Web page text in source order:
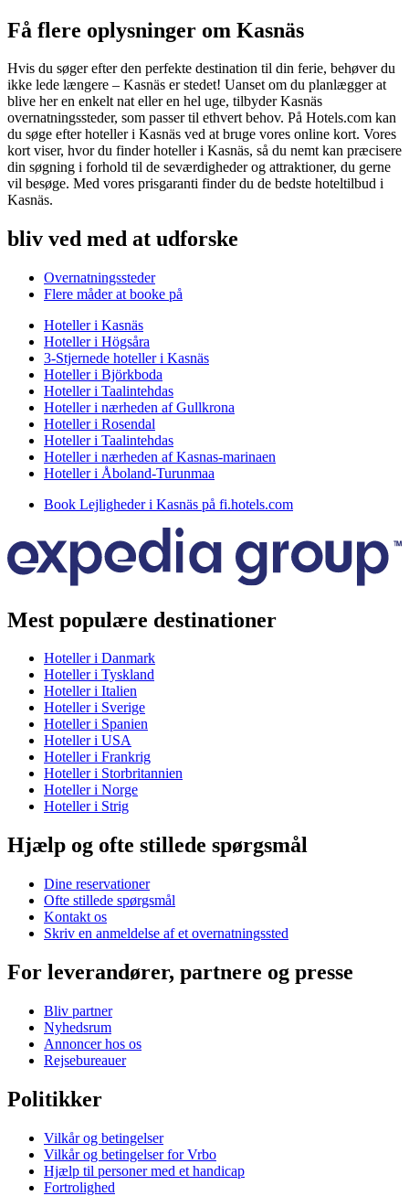
Få flere oplysninger om Kasnäs
Hvis du søger efter den perfekte destination til din ferie, behøver du
ikke lede længere – Kasnäs er stedet! Uanset om du planlægger at
blive her en enkelt nat eller en hel uge, tilbyder Kasnäs
overnatningssteder, som passer til ethvert behov. På Hotels.com kan
du søge efter hoteller i Kasnäs ved at bruge vores online kort. Vores
kort viser, hvor du finder hoteller i Kasnäs, så du nemt kan præcisere
din søgning i forhold til de seværdigheder og attraktioner, du gerne
vil besøge. Med vores prisgaranti finder du de bedste hoteltilbud i
Kasnäs.
bliv ved med at udforske
Overnatningssteder
Flere måder at booke på
Hoteller i Kasnäs
Hoteller i Högsåra
3-Stjernede hoteller i Kasnäs
Hoteller i Björkboda
Hoteller i Taalintehdas
Hoteller i nærheden af Gullkrona
Hoteller i Rosendal
Hoteller i Taalintehdas
Hoteller i nærheden af Kasnas-marinaen
Hoteller i Åboland-Turunmaa
Book Lejligheder i Kasnäs på fi.hotels.com
Mest populære destinationer
Hoteller i Danmark
Hoteller i Tyskland
Hoteller i Italien
Hoteller i Sverige
Hoteller i Spanien
Hoteller i USA
Hoteller i Frankrig
Hoteller i Storbritannien
Hoteller i Norge
Hoteller i Strig
Hjælp og ofte stillede spørgsmål
Dine reservationer
Ofte stillede spørgsmål
Kontakt os
Skriv en anmeldelse af et overnatningssted
For leverandører, partnere og presse
Bliv partner
Nyhedsrum
Annoncer hos os
Rejsebureauer
Politikker
Vilkår og betingelser
Vilkår og betingelser for Vrbo
Hjælp til personer med et handicap
Fortrolighed